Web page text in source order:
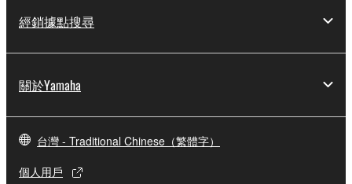
經銷據點搜尋
關於Yamaha
台灣 - Traditional Chinese（繁體字）
個人用戶